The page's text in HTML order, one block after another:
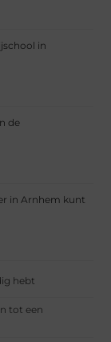
in
de
in Arnhem kunt
hebt
tot een